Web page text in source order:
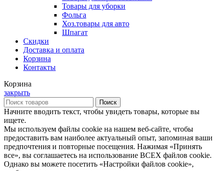
Товары для уборки
Фольга
Хоз.товары для авто
Шпагат
Скидки
Доставка и оплата
Корзина
Контакты
Корзина
закрыть
Поиск
Начните вводить текст, чтобы увидеть товары, которые вы
ищете.
Мы используем файлы cookie на нашем веб-сайте, чтобы
предоставить вам наиболее актуальный опыт, запоминая ваши
предпочтения и повторные посещения. Нажимая «Принять
все», вы соглашаетесь на использование ВСЕХ файлов cookie.
Однако вы можете посетить «Настройки файлов cookie»,